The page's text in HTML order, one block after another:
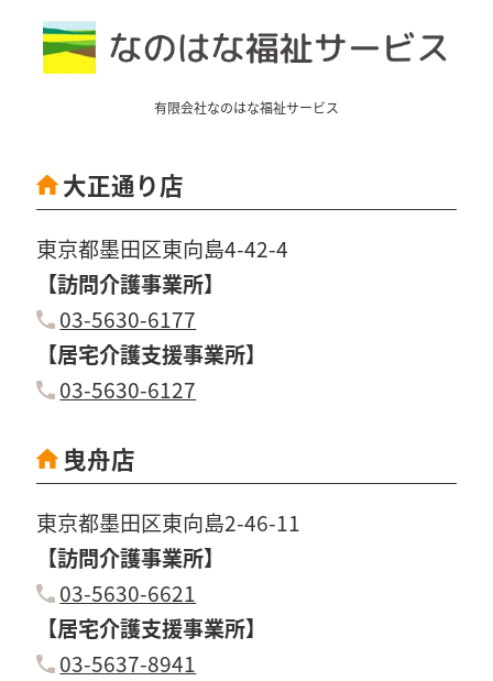
有限会社なのはな福祉サービス
大正通り店
東京都墨田区東向島4-42-4
【訪問介護事業所】
03-5630-6177
【居宅介護支援事業所】
03-5630-6127
曳舟店
東京都墨田区東向島2-46-11
【訪問介護事業所】
03-5630-6621
【居宅介護支援事業所】
03-5637-8941